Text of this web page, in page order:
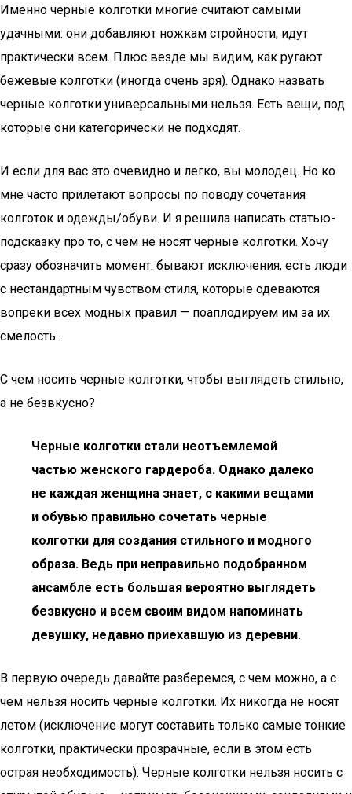
Именно черные колготки многие считают самыми
удачными: они добавляют ножкам стройности, идут
практически всем. Плюс везде мы видим, как ругают
бежевые колготки (иногда очень зря). Однако назвать
черные колготки универсальными нельзя. Есть вещи, под
которые они категорически не подходят.
И если для вас это очевидно и легко, вы молодец. Но ко
мне часто прилетают вопросы по поводу сочетания
колготок и одежды/обуви. И я решила написать статью-
подсказку про то, с чем не носят черные колготки. Хочу
сразу обозначить момент: бывают исключения, есть люди
с нестандартным чувством стиля, которые одеваются
вопреки всех модных правил — поаплодируем им за их
смелость.
С чем носить черные колготки, чтобы выглядеть стильно,
а не безвкусно?
Черные колготки стали неотъемлемой
частью женского гардероба. Однако далеко
не каждая женщина знает, с какими вещами
и обувью правильно сочетать черные
колготки для создания стильного и модного
образа. Ведь при неправильно подобранном
ансамбле есть большая вероятно выглядеть
безвкусно и всем своим видом напоминать
девушку, недавно приехавшую из деревни.
В первую очередь давайте разберемся, с чем можно, а с
чем нельзя носить черные колготки. Их никогда не носят
летом (исключение могут составить только самые тонкие
колготки, практически прозрачные, если в этом есть
острая необходимость). Черные колготки нельзя носить с